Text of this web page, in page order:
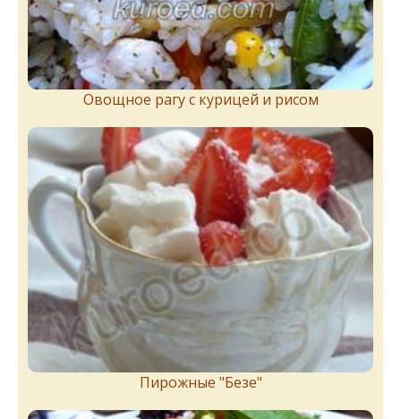
Овощное рагу с курицей и рисом
Пирожныe "Бeзe"